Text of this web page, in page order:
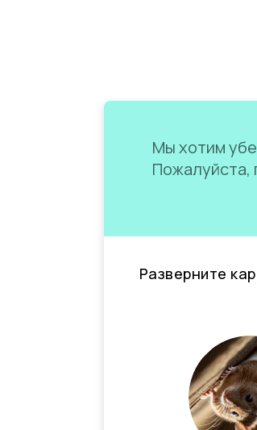
Мы хотим
Пожалуйста,
Разверните